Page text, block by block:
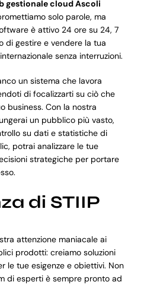
gestionale cloud Ascoli
solo parole, ma
è attivo 24 ore su 24, 7
di gestire e vendere la tua
senza interruzioni.
un sistema che lavora
di focalizzarti su ciò che
business. Con la nostra
un pubblico più vasto,
su dati e statistiche di
potrai analizzare le tue
strategiche per portare
di STIIP
attenzione maniacale ai
prodotti: creiamo soluzioni
le tue esigenze e obiettivi. Non
di esperti è sempre pronto ad